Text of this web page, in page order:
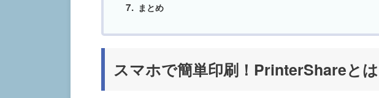
まとめ
スマホで簡単印刷！PrinterShareと